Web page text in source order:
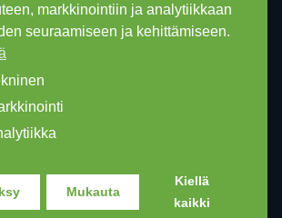
markkinointiin ja analytiikkaan
seuraamiseen ja kehittämiseen.
Mukauta
Kiellä
kaikki
Out Bike, Ski-Outlet Finland Oy